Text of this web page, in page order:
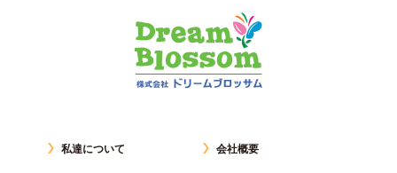
私達について 会社概要